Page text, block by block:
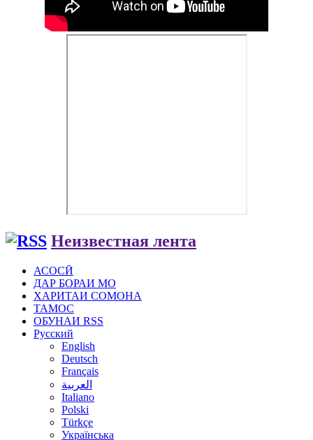
Неизвестная лента
АСОСӢ
ДАР БОРАИ МО
ХАРИТАИ СОМОНА
ТАМОС
ОБУНАИ RSS
Русский
English
Deutsch
Français
العربية
Italiano
Polski
Türkçe
Українська